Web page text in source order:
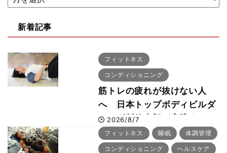
新着記事
フィットネス
コンディショニング
筋トレの疲れが抜けない人
へ 日本トップボディビルダ
ー・刈川啓志郎が実践する
「回復習慣」
2026/8/7
フィットネス 睡眠 体調管理
コンディショニング ヘルスケア